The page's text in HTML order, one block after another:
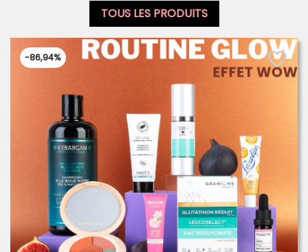
TOUS LES PRODUITS
-86,94% favorite_border